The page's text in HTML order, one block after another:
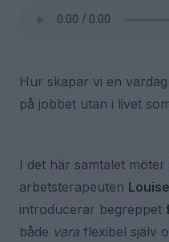
Hur skapar vi en
på jobbet utan i livet
I det här samtalet
arbetsterapeuten
introducerar begreppet
både vara flexibel själv